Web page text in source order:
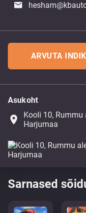
ARVUTA
Asukoht
place
Kooli 10, Rummu
Harjumaa
Sarnased